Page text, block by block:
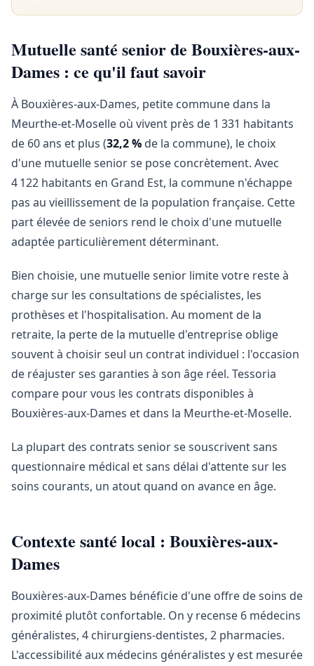
Mutuelle santé senior de Bouxières-aux-
Dames : ce qu'il faut savoir
À Bouxières-aux-Dames, petite commune dans la
Meurthe-et-Moselle où vivent près de 1 331 habitants
de 60 ans et plus (32,2 % de la commune), le choix
d'une mutuelle senior se pose concrètement. Avec
4 122 habitants en Grand Est, la commune n'échappe
pas au vieillissement de la population française. Cette
part élevée de seniors rend le choix d'une mutuelle
adaptée particulièrement déterminant.
Bien choisie, une mutuelle senior limite votre reste à
charge sur les consultations de spécialistes, les
prothèses et l'hospitalisation. Au moment de la
retraite, la perte de la mutuelle d'entreprise oblige
souvent à choisir seul un contrat individuel : l'occasion
de réajuster ses garanties à son âge réel. Tessoria
compare pour vous les contrats disponibles à
Bouxières-aux-Dames et dans la Meurthe-et-Moselle.
La plupart des contrats senior se souscrivent sans
questionnaire médical et sans délai d'attente sur les
soins courants, un atout quand on avance en âge.
Contexte santé local : Bouxières-aux-
Dames
Bouxières-aux-Dames bénéficie d'une offre de soins de
proximité plutôt confortable. On y recense 6 médecins
généralistes, 4 chirurgiens-dentistes, 2 pharmacies.
L'accessibilité aux médecins généralistes y est mesurée